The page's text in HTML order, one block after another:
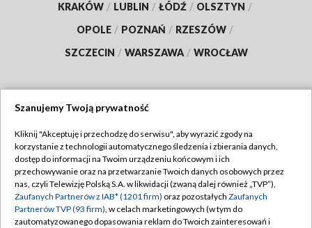
KRAKÓW / LUBLIN / ŁÓDŹ / OLSZTYN /
OPOLE / POZNAŃ / RZESZÓW /
SZCZECIN / WARSZAWA / WROCŁAW
TVP
Abonament TVP
Emisja w TVP
Centrum informacji TVP
Regulamin TVP
Polityka prywatności
Moje zgody
Szanujemy Twoją prywatność
Kliknij "Akceptuję i przechodzę do serwisu", aby wyrazić zgody na
korzystanie z technologii automatycznego śledzenia i zbierania danych,
dostęp do informacji na Twoim urządzeniu końcowym i ich
przechowywanie oraz na przetwarzanie Twoich danych osobowych przez
nas, czyli Telewizję Polską S.A. w likwidacji (zwaną dalej również „TVP”),
Zaufanych Partnerów z IAB* (1201 firm) oraz pozostałych Zaufanych
Partnerów TVP (93 firm), w celach marketingowych (w tym do
zautomatyzowanego dopasowania reklam do Twoich zainteresowań i